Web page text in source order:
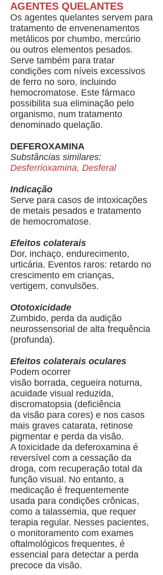
AGENTES QUELANTES
Os agentes quelantes servem para
tratamento de envenenamentos
metálicos por chumbo, mercúrio
ou outros elementos pesados.
Serve também para tratar
condições com níveis excessivos
de ferro no soro, incluindo
hemocromatose. Este fármaco
possibilita sua eliminação pelo
organismo, num tratamento
denominado quelação.
DEFEROXAMINA
Substâncias similares:
Desferrioxamina, Desferal
Indicação
Serve para casos de intoxicações
de metais pesados e tratamento
de hemocromatose.
Efeitos colaterais
Dor, inchaço, endurecimento,
urticária. Eventos raros: retardo no
crescimento em crianças,
vertigem, convulsões.
Ototoxicidade
Zumbido, perda da audição
neurossensorial de alta frequência
(profunda).
Efeitos colaterais oculares
Podem ocorrer
visão borrada, cegueira noturna,
acuidade visual reduzida,
discromatopsia (deficiência
da visão para cores) e nos casos
mais graves catarata, retinose
pigmentar e perda da visão.
A toxicidade da deferoxamina é
reversível com a cessação da
droga, com recuperação total da
função visual. No entanto, a
medicação é frequentemente
usada para condições crônicas,
como a talassemia, que requer
terapia regular. Nesses pacientes,
o monitoramento com exames
oftalmológicos frequentes, é
essencial para detectar a perda
precoce da visão.